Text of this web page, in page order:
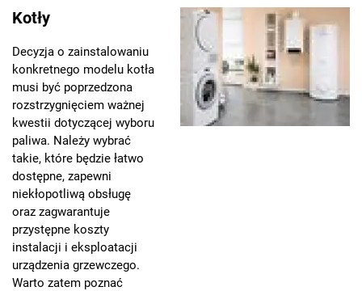
Kotły
Decyzja o zainstalowaniu
konkretnego modelu kotła
musi być poprzedzona
rozstrzygnięciem ważnej
kwestii dotyczącej wyboru
paliwa. Należy wybrać
takie, które będzie łatwo
dostępne, zapewni
niekłopotliwą obsługę
oraz zagwarantuje
przystępne koszty
instalacji i eksploatacji
urządzenia grzewczego.
Warto zatem poznać